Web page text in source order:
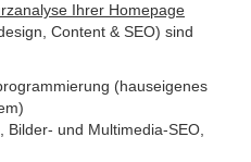
Ihrer Homepage
Content & SEO) sind
(hauseigenes
und Multimedia-SEO,